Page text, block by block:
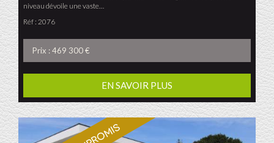
niveau dévoile une vaste…
Réf : 2076
Prix : 469 300 €
EN SAVOIR PLUS